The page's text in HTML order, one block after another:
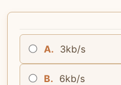
A. 3kb/s
B. 6kb/s